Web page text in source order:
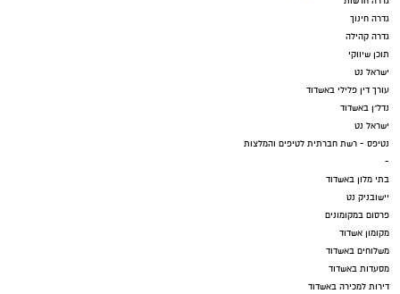
גדרה חינוך
גדרה קהילה
תוכן שיווקי
ישראל נט
עורך דין פלילי באשדוד
נדל"ן באשדוד
ישראל נט
נטיפס - רשת חברתית לטיפים והמלצות
-
בתי מלון באשדוד
יישובניק נט
פרסום במקומונים
מקומון אשדוד
משלוחים באשדוד
מסעדות באשדוד
דירות למכירה באשדוד